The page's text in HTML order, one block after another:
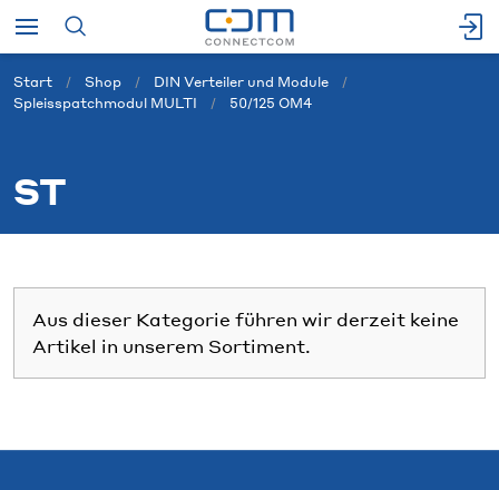
Start Shop
DIN Verteiler und Module
Spleisspatchmodul MULTI
50/125 OM4
ST
Aus dieser Kategorie führen wir derzeit keine
Artikel in unserem Sortiment.